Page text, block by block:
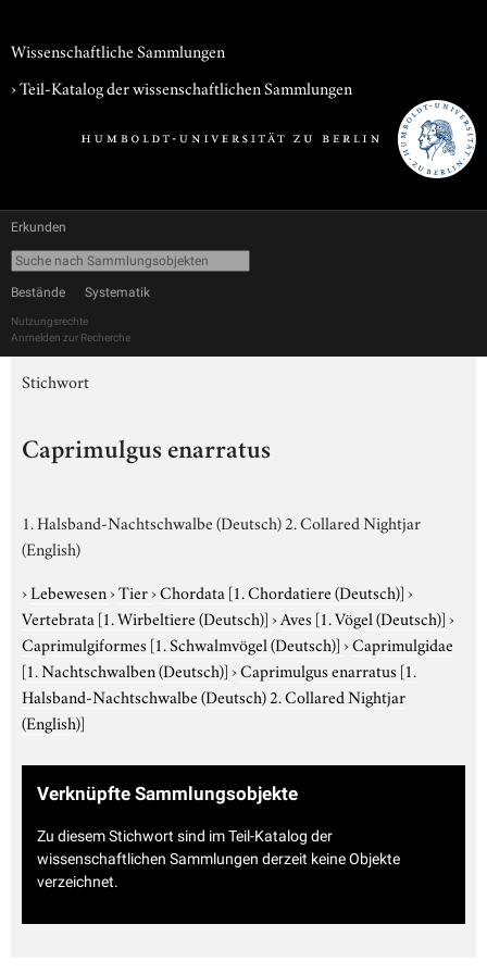
Wissenschaftliche Sammlungen
› Teil-Katalog der wissenschaftlichen Sammlungen
Erkunden
Bestände Systematik
Nutzungsrechte
Anmelden zur Recherche
Stichwort
Caprimulgus enarratus
1. Halsband-Nachtschwalbe (Deutsch) 2. Collared Nightjar
(English)
›Lebewesen›Tier›Chordata [1. Chordatiere (Deutsch)]›
Vertebrata [1. Wirbeltiere (Deutsch)]›Aves [1. Vögel (Deutsch)]›
Caprimulgiformes [1. Schwalmvögel (Deutsch)]›Caprimulgidae
[1. Nachtschwalben (Deutsch)]›Caprimulgus enarratus [1.
Halsband-Nachtschwalbe (Deutsch) 2. Collared Nightjar
(English)]
Verknüpfte Sammlungsobjekte
Zu diesem Stichwort sind im Teil-Katalog der
wissenschaftlichen Sammlungen derzeit keine Objekte
verzeichnet.